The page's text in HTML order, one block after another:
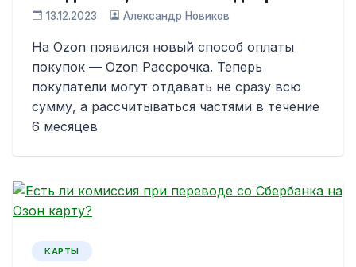
13.12.2023 Александр Новиков
На Ozon появился новый способ оплаты
покупок — Ozon Рассрочка. Теперь
покупатели могут отдавать не сразу всю
сумму, а рассчитываться частями в течение
6 месяцев
КАРТЫ